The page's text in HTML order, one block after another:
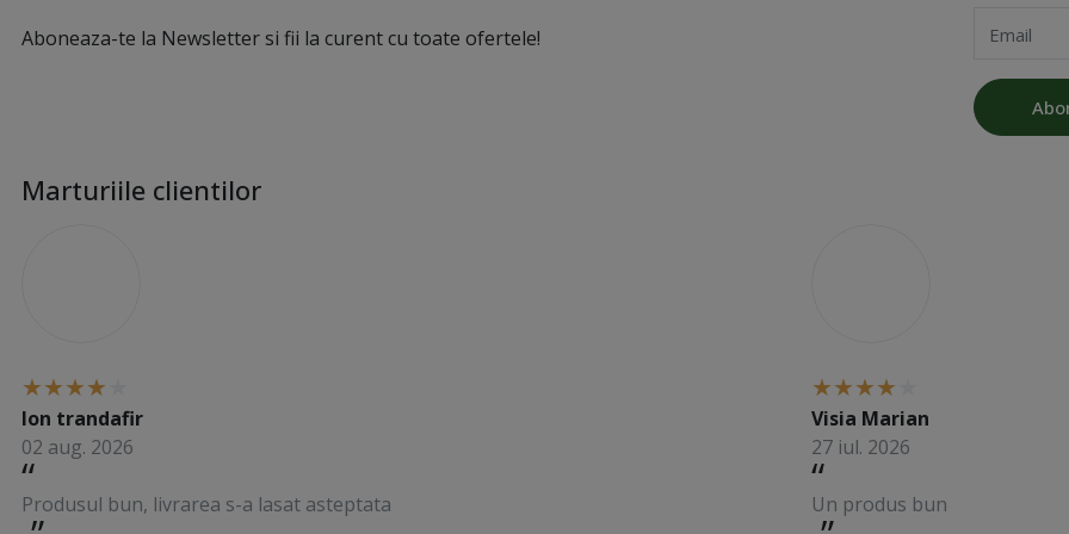
Aboneaza-te la Newsletter si fii la curent cu toate ofertele! Email
Marturiile clientilor
Produsul bun, livrarea s-a lasat asteptata
Ion trandafir
02 aug. 2026
Un produs bun
Visia Marian
27 iul. 2026